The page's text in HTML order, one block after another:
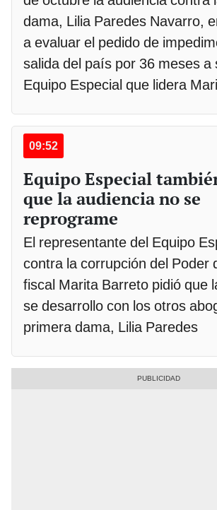
dama, Lilia Paredes Navarro,
a evaluar el pedido de
salida del país por 36 meses a
Equipo Especial que lidera
09:52
Equipo Especial
que la audiencia no se
reprograme
El representante del Equipo
contra la corrupción del Poder
fiscal Marita Barreto pidió que
se desarrollo con los otros
primera dama, Lilia Paredes